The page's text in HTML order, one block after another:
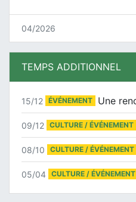
04/2026
TEMPS ADDITIONNEL
15/12 ÉVÉNEMENT
09/12 CULTURE / ÉVÉNEMENT
08/10 CULTURE / ÉVÉNEMENT
05/04 CULTURE / ÉVÉNEMENT